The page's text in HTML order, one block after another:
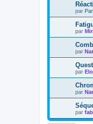
par
par
par
par
par
par